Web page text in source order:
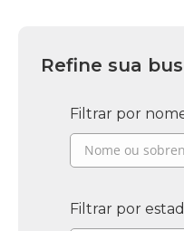
Refine sua
Filtrar por
Filtrar por